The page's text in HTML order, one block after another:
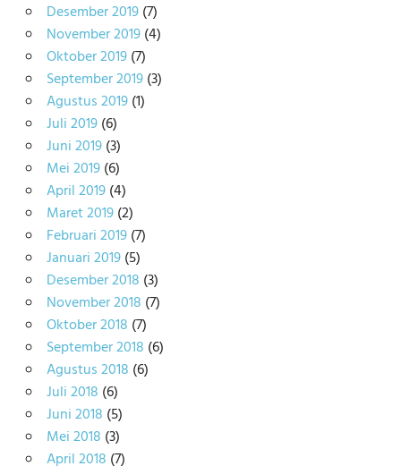
Desember 2019(7)
November 2019(4)
Oktober 2019(7)
September 2019(3)
Agustus 2019(1)
Juli 2019(6)
Juni 2019(3)
Mei 2019(6)
April 2019(4)
Maret 2019(2)
Februari 2019(7)
Januari 2019(5)
Desember 2018 (3)
November 2018 (7)
Oktober 2018 (7)
September 2018 (6)
Agustus 2018 (6)
Juli 2018 (6)
Juni 2018 (5)
Mei 2018 (3)
April 2018 (7)